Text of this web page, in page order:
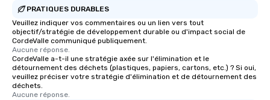
PRATIQUES DURABLES
Veuillez indiquer vos commentaires ou un lien vers tout
objectif/stratégie de développement durable ou d'impact social de
CordeValle communiqué publiquement.
Aucune réponse.
CordeValle a-t-il une stratégie axée sur l'élimination et le
détournement des déchets (plastiques, papiers, cartons, etc.) ? Si oui,
veuillez préciser votre stratégie d'élimination et de détournement des
déchets.
Aucune réponse.